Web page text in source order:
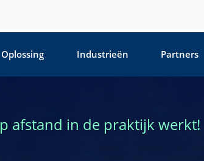
Oplossing Industrieën Partners
afstand in de praktijk werkt!